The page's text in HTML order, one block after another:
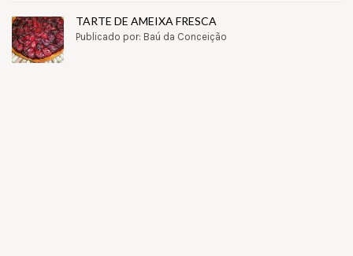
TARTE DE AMEIXA FRESCA
Publicado por: Baú da Conceição